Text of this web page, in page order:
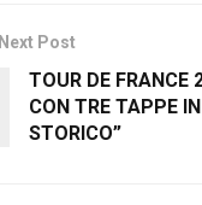
Next Post
TOUR DE FRANCE
CON TRE TAPPE
STORICO”